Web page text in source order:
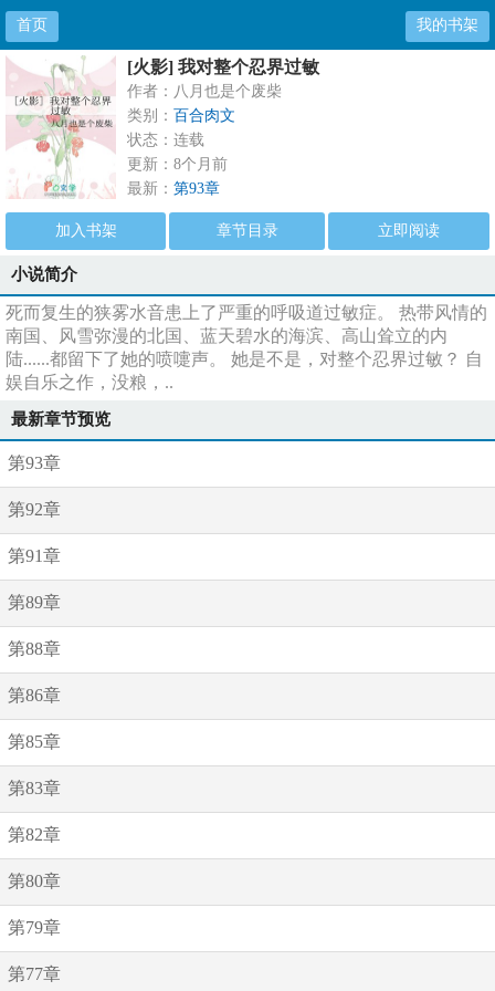
首页 我的书架
[火影] 我对整个忍界过敏
作者：八月也是个废柴
类别： 百合肉文
状态：连载
更新：8个月前
最新： 第93章
加入书架 章节目录 立即阅读
小说简介
死而复生的狭雾水音患上了严重的呼吸道过敏症。 热带风情的
南国、风雪弥漫的北国、蓝天碧水的海滨、高山耸立的内
陆......都留下了她的喷嚏声。 她是不是，对整个忍界过敏？ 自
娱自乐之作，没粮，..
最新章节预览
第93章
第92章
第91章
第89章
第88章
第86章
第85章
第83章
第82章
第80章
第79章
第77章